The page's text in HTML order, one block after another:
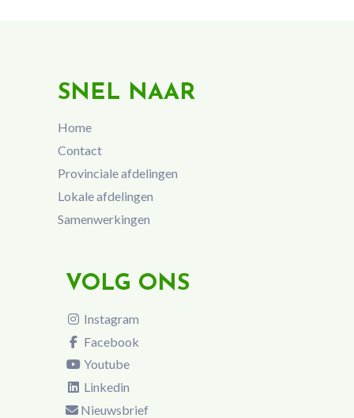
SNEL NAAR
Home
Contact
Provinciale afdelingen
Lokale afdelingen
Samenwerkingen
VOLG ONS
Instagram
Facebook
Youtube
Linkedin
Nieuwsbrief